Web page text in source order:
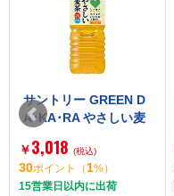
サントリー GREEN D
A･KA･RA やさしい麦
￥3,018 (税込)
30ポイント （ 1%）
15営業日以内に出荷